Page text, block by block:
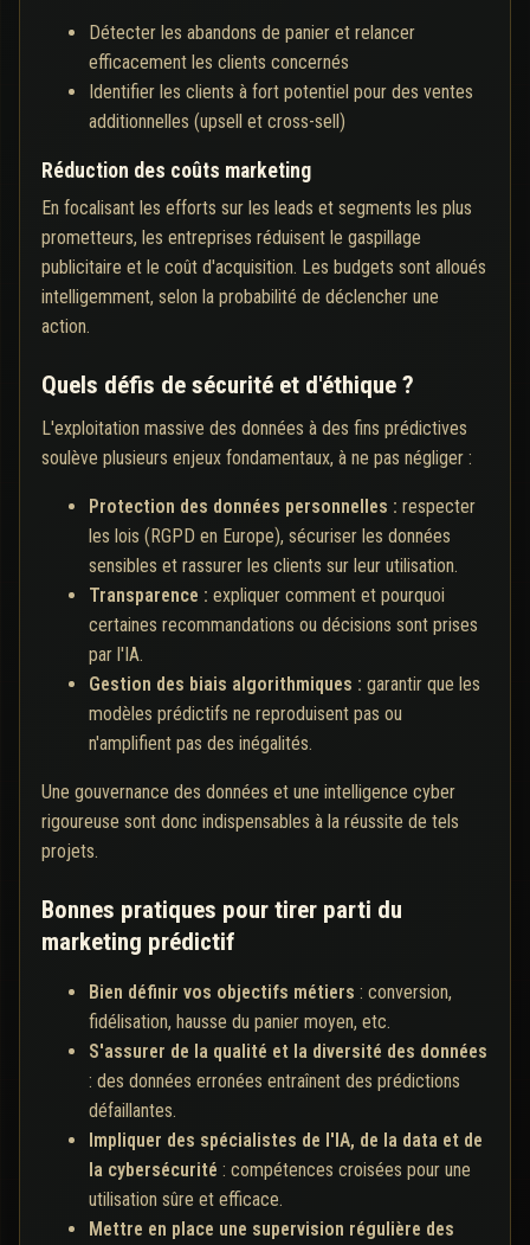
Détecter les abandons de panier et relancer
efficacement les clients concernés
Identifier les clients à fort potentiel pour des ventes
additionnelles (upsell et cross-sell)
Réduction des coûts marketing
En focalisant les efforts sur les leads et segments les plus
prometteurs, les entreprises réduisent le gaspillage
publicitaire et le coût d'acquisition. Les budgets sont alloués
intelligemment, selon la probabilité de déclencher une
action.
Quels défis de sécurité et d'éthique ?
L'exploitation massive des données à des fins prédictives
soulève plusieurs enjeux fondamentaux, à ne pas négliger :
Protection des données personnelles : respecter
les lois (RGPD en Europe), sécuriser les données
sensibles et rassurer les clients sur leur utilisation.
Transparence : expliquer comment et pourquoi
certaines recommandations ou décisions sont prises
par l'IA.
Gestion des biais algorithmiques : garantir que les
modèles prédictifs ne reproduisent pas ou
n'amplifient pas des inégalités.
Une gouvernance des données et une intelligence cyber
rigoureuse sont donc indispensables à la réussite de tels
projets.
Bonnes pratiques pour tirer parti du
marketing prédictif
Bien définir vos objectifs métiers : conversion,
fidélisation, hausse du panier moyen, etc.
S'assurer de la qualité et la diversité des données
: des données erronées entraînent des prédictions
défaillantes.
Impliquer des spécialistes de l'IA, de la data et de
la cybersécurité : compétences croisées pour une
utilisation sûre et efficace.
Mettre en place une supervision régulière des